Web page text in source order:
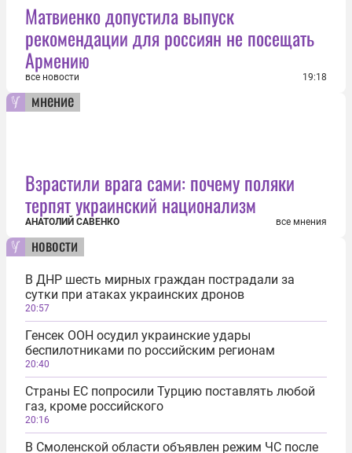
Матвиенко допустила выпуск
рекомендации для россиян не посещать
Армению
все новости 19:18
мнение
Взрастили врага сами: почему поляки
терпят украинский национализм
АНАТОЛИЙ САВЕНКО все мнения
новости
В ДНР шесть мирных граждан пострадали за
сутки при атаках украинских дронов
20:57
Генсек ООН осудил украинские удары
беспилотниками по российским регионам
20:40
Страны ЕС попросили Турцию поставлять любой
газ, кроме российского
20:16
В Смоленской области объявлен режим ЧС после